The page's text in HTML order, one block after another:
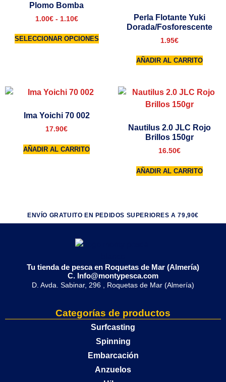
Plomo Bomba
1.00€ - 1.10€
SELECCIONAR OPCIONES
Perla Flotante Yuki
Dorada/Fosforescente
1.95€
AÑADIR AL CARRITO
Ima Yoichi 70 002
17.90€
AÑADIR AL CARRITO
Nautilus 2.0 JLC Rojo
Brillos 150gr
16.50€
AÑADIR AL CARRITO
ENVÍO GRATUITO EN PEDIDOS SUPERIORES A 79,90€
Tu tienda de pesca en Roquetas de Mar (Almería)
C. Info@montypesca.com
D. Avda. Sabinar, 296 , Roquetas de Mar (Almería)
Categorías de productos
Surfcasting
Spinning
Embarcación
Anzuelos